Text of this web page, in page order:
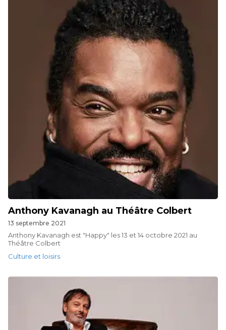
Anthony Kavanagh au Théâtre Colbert
13 septembre 2021
Anthony Kavanagh est "Happy" les 13 et 14 octobre 2021 au
Théâtre Colbert
Culture et loisirs